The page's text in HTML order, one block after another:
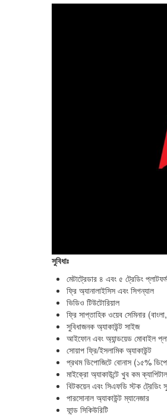
সুবিধাঃ
মেটাট্রেডার ৪ এবং ৫ ট্রেডিং
ফ্রি অ্যানালাইসিস এবং সিগন্যাল
ভিডিও টিউটোরিয়াল
ফ্রি সাপ্তাহিক ওয়েব সেমিনার
সুবিধাজনক অ্যাকাউন্ট সাইজ
আইফোন এবং অ্যান্ডয়েড মোবাইল
সোয়াপ ফ্রি/ইসলামিক অ্যাকাউন্ট
প্রথম ডিপোজিটে বোনাস (১৫%
মাইক্রো অ্যাকাউন্টে খুব কম
বিটকয়েন এবং সিএফডি স্টক ট্রেডিং
পারসোনাল অ্যাকাউন্ট ম্যানেজার
ফান্ড সিকিউরিটি